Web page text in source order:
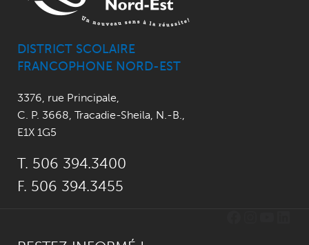
DISTRICT SCOLAIRE
FRANCOPHONE NORD-EST
3376, rue Principale,
C. P. 3668, Tracadie-Sheila, N.-B.,
E1X 1G5
T. 506 394.3400
F. 506 394.3455